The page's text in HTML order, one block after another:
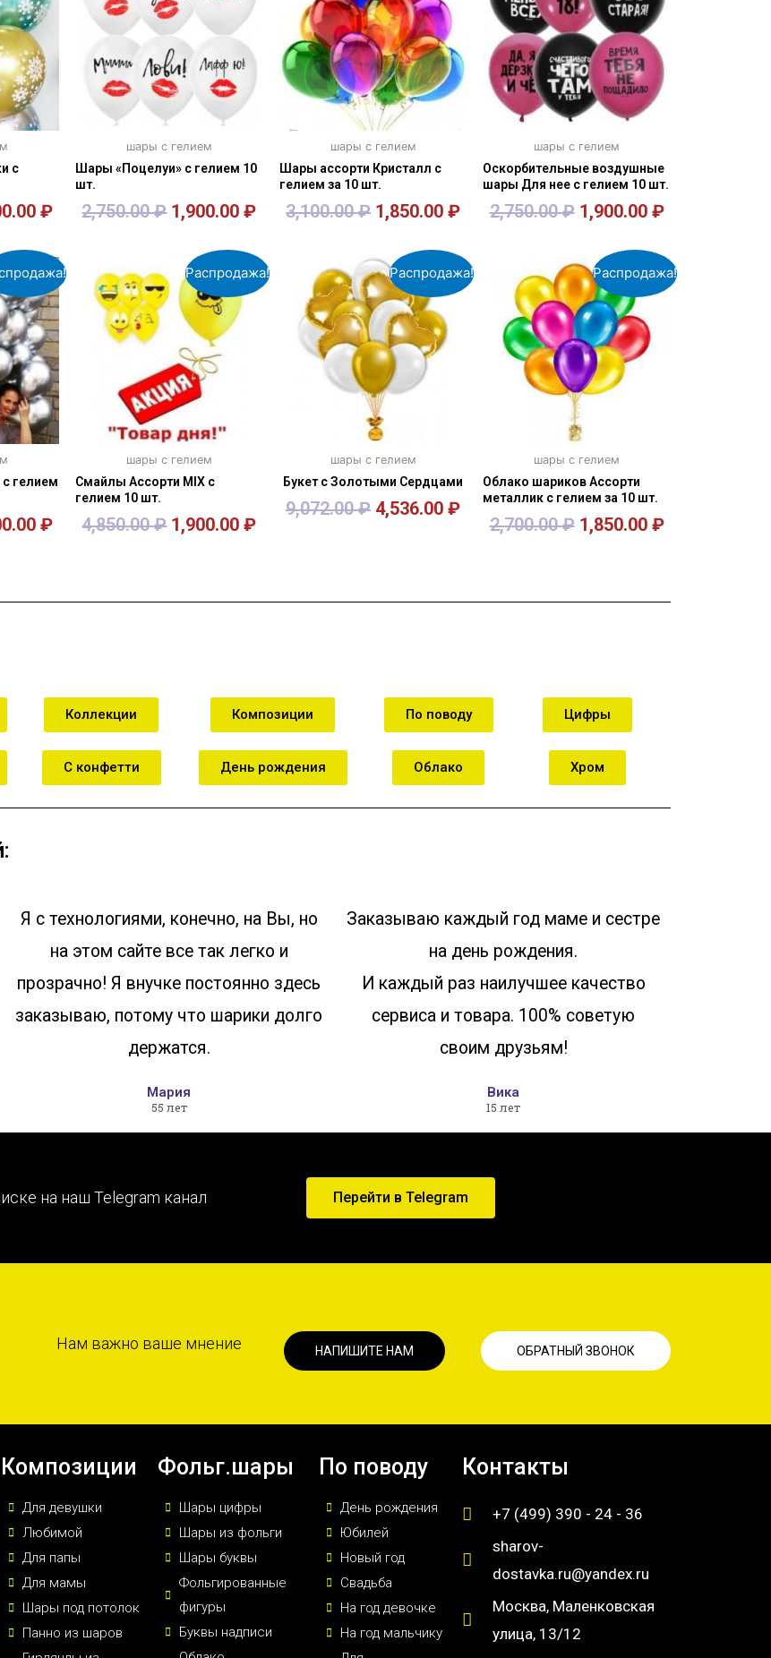
с
₽
шары с гелием
Шары «Поцелуи» с гелием 10
шт.
2,750.00₽ 1,900.00₽
шары с гелием
Шары ассорти Кристалл с
гелием за 10 шт.
3,100.00₽ 1,850.00₽
шары с гелием
Оскорбительные воздушные
шары Для нее с гелием 10 шт.
2,750.00₽ 1,900.00 ₽
гелием
₽
Распродажа!
шары с гелием
Смайлы Ассорти MIX с
гелием 10 шт.
4,850.00₽ 1,900.00₽
Распродажа!
шары с гелием
Букет с Золотыми Сердцами
9,072.00₽ 4,536.00₽
Распродажа!
шары с гелием
Облако шариков Ассорти
металлик с гелием за 10 шт.
2,700.00₽ 1,850.00 ₽
Коллекции
С конфетти
Композиции
День рождения
По поводу
Облако
Цифры
Хром
Я с технологиями, конечно, на Вы, но
на этом сайте все так легко и
прозрачно! Я внучке постоянно здесь
заказываю, потому что шарики долго
держатся.
Мария
55 лет
Заказываю каждый год маме и сестре
на день рождения.
И каждый раз наилучшее качество
сервиса и товара. 100% советую
своим друзьям!
Вика
15 лет
на наш Telegram канал Перейти в Telegram
Нам важно ваше мнение НАПИШИТЕ НАМ ОБРАТНЫЙ ЗВОНОК
Композиции
Для девушки
Любимой
Для папы
Для мамы
Шары под потолок
Панно из шаров
Фольг.шары
Шары цифры
Шары из фольги
Шары буквы
Фольгированные
фигуры
Буквы надписи
По поводу
День рождения
Юбилей
Новый год
Свадьба
На год девочке
На год мальчику
Контакты
+7 (499) 390 - 24 - 36
sharov-
dostavka.ru@yandex.ru
Москва, Маленковская
улица, 13/12